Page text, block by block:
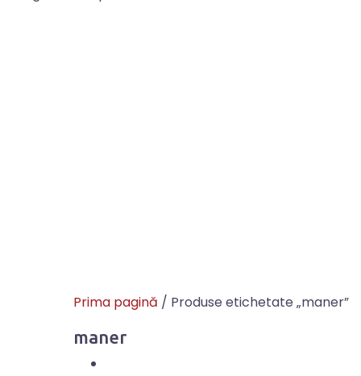
Prima pagină / Produse etichetate „maner”
maner